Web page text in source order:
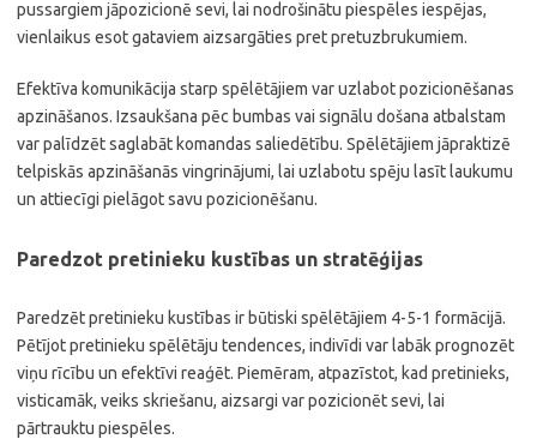
pussargiem jāpozicionē sevi, lai nodrošinātu piespēles iespējas,
vienlaikus esot gataviem aizsargāties pret pretuzbrukumiem.
Efektīva komunikācija starp spēlētājiem var uzlabot pozicionēšanas
apzināšanos. Izsaukšana pēc bumbas vai signālu došana atbalstam
var palīdzēt saglabāt komandas saliedētību. Spēlētājiem jāpraktizē
telpiskās apzināšanās vingrinājumi, lai uzlabotu spēju lasīt laukumu
un attiecīgi pielāgot savu pozicionēšanu.
Paredzot pretinieku kustības un stratēģijas
Paredzēt pretinieku kustības ir būtiski spēlētājiem 4-5-1 formācijā.
Pētījot pretinieku spēlētāju tendences, indivīdi var labāk prognozēt
viņu rīcību un efektīvi reaģēt. Piemēram, atpazīstot, kad pretinieks,
visticamāk, veiks skriešanu, aizsargi var pozicionēt sevi, lai
pārtrauktu piespēles.